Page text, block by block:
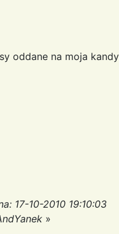
oddane na moja
17-10-2010 19:10:03
»